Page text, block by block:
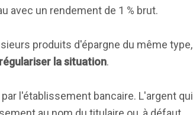
avec un rendement de 1 % brut.
produits d'épargne du même type,
la situation.
par l'établissement bancaire. L'argent qui